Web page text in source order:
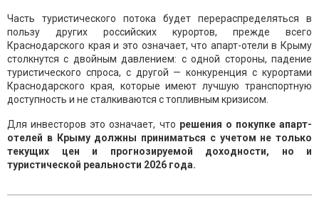
Часть туристического потока будет перераспределяться в
пользу других российских курортов, прежде всего
Краснодарского края и это означает, что апарт-отели в Крыму
столкнутся с двойным давлением: с одной стороны, падение
туристического спроса, с другой — конкуренция с курортами
Краснодарского края, которые имеют лучшую транспортную
доступность и не сталкиваются с топливным кризисом.
Для инвесторов это означает, что решения о покупке апарт-
отелей в Крыму должны приниматься с учетом не только
текущих цен и прогнозируемой доходности, но и
туристической реальности 2026 года.